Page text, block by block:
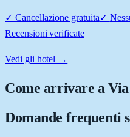
✓ Cancellazione gratuita✓
Recensioni verificate
Vedi gli hotel →
Come arrivare a
Domande frequenti